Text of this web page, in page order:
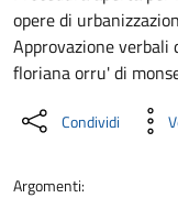
opere di
Approvazione verbali
floriana orru' di
Condividi
Argomenti: